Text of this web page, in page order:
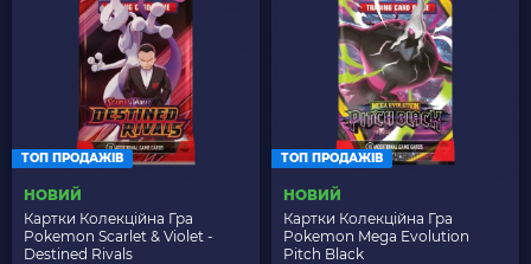
ТОП ПРОДАЖІВ
НОВИЙ
Картки Колекційна Гра
Pokemon Scarlet & Violet -
Destined Rivals
ТОП ПРОДАЖІВ
НОВИЙ
Картки Колекційна Гра
Pokemon Mega Evolution
Pitch Black